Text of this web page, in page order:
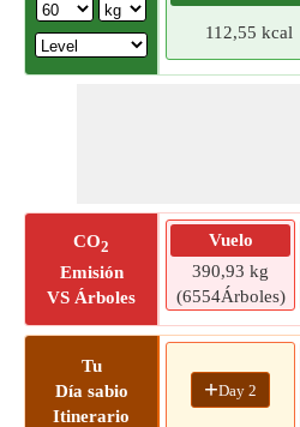
112,55 kcal
CO2
Emisión
VS Árboles
Vuelo
390,93 kg
(6554Árboles)
Tu
Día sabio
Itinerario
+Day 2